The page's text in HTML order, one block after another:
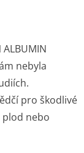
nebyla
pro škodlivé
nebo